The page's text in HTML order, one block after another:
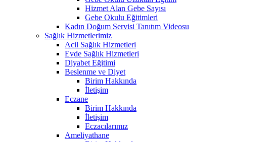
Hizmet Alan Gebe Sayısı
Gebe Okulu Eğitimleri
Kadın Doğum Servisi Tanıtım Videosu
Sağlık Hizmetlerimiz
Acil Sağlık Hizmetleri
Evde Sağlık Hizmetleri
Diyabet Eğitimi
Beslenme ve Diyet
Birim Hakkında
İletişim
Eczane
Birim Hakkında
İletişim
Eczacılarımız
Ameliyathane